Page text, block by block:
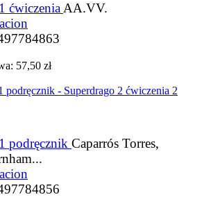
ćwiczeniaAA.VV.
57,50 zł
podręcznik Caparrós Torres,